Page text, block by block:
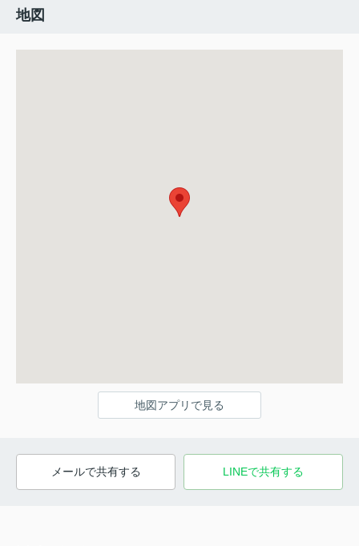
地図
地図アプリで見る
メールで共有する LINEで共有する